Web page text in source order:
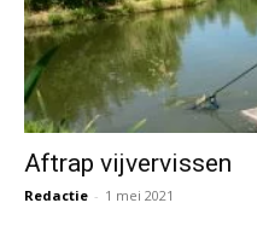
Aftrap vijvervissen
Redactie - 1 mei 2021